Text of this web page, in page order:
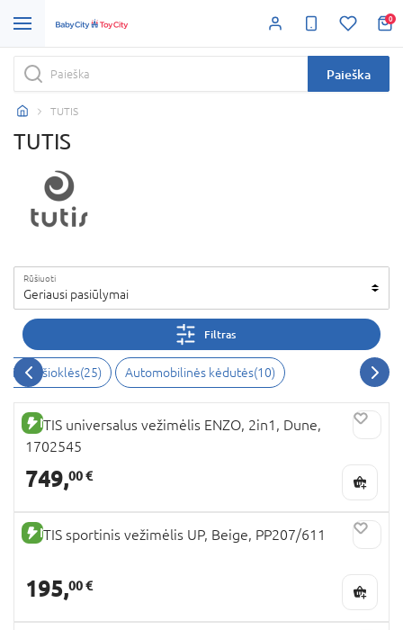
0
Paieška
TUTIS
TUTIS
Rūšiuoti
Geriausi pasiūlymai
Filtras
ir nešioklės(25) Automobilinės kėdutės(10)
NAUJA PREKĖ
TUTIS universalus vežimėlis ENZO, 2in1, Dune,
1702545
749,00 €
NAUJA PREKĖ
TUTIS sportinis vežimėlis UP, Beige, PP207/611
195,00 €